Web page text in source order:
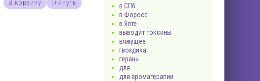
В корзину Глянуть
в СПб
в Форосе
в Ялте
выводит токсины
вяжущее
гвоздика
герань
для
для ароматерапии